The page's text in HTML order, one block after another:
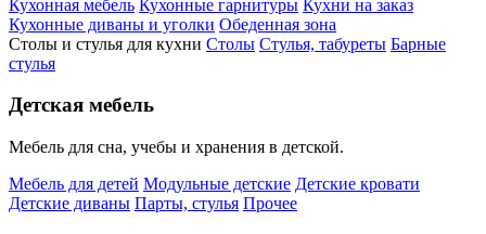
Кухонная мебель Кухонные гарнитуры Кухни на заказ
Кухонные диваны и уголки Обеденная зона
Столы и стулья для кухни Столы Стулья, табуреты Барные
стулья
Детская мебель
Мебель для сна, учебы и хранения в детской.
Мебель для детей Модульные детские Детские кровати
Детские диваны Парты, стулья Прочее